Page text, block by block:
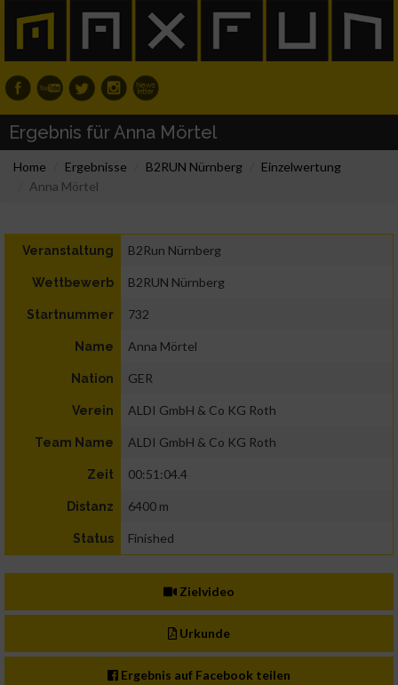
Ergebnis für Anna Mörtel
Home Ergebnisse B2RUN Nürnberg
Einzelwertung
Anna Mörtel
Veranstaltung B2Run Nürnberg
Wettbewerb B2RUN Nürnberg
Startnummer 732
Name Anna Mörtel
Nation GER
Verein ALDI GmbH & Co KG Roth
Team Name ALDI GmbH & Co KG Roth
Zeit 00:51:04.4
Distanz 6400 m
Status Finished
Zielvideo
Urkunde
Ergebnis auf Facebook teilen